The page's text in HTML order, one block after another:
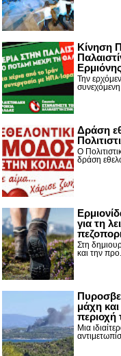
Κίνηση
Ερμιόνης
Την
Δράση
Ο
δράση
για τη
Στη
και την
μάχη
περιοχή
Μια